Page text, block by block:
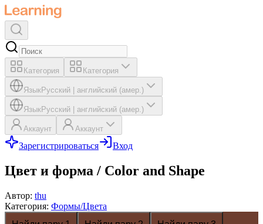
Категория Категория
ЯзыкРусский английский (амер.)
ЯзыкРусский английский (амер.)
Аккаунт Аккаунт
Зарегистрироваться Вход
Цвет и форма / Color and Shape
Автор: thu
Категория: Формы/Цвета